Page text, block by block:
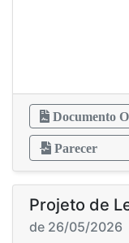
Documento
Parecer
Projeto de
de 26/05/2026